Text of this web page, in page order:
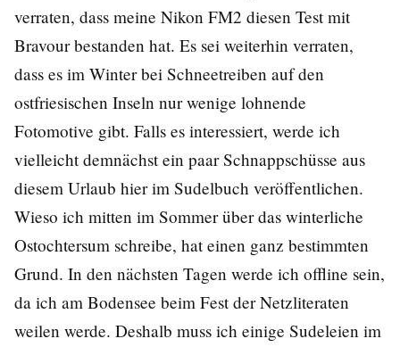
verraten, dass meine Nikon FM2 diesen Test mit
Bravour bestanden hat. Es sei weiterhin verraten,
dass es im Winter bei Schneetreiben auf den
ostfriesischen Inseln nur wenige lohnende
Fotomotive gibt. Falls es interessiert, werde ich
vielleicht demnächst ein paar Schnappschüsse aus
diesem Urlaub hier im Sudelbuch veröffentlichen.
Wieso ich mitten im Sommer über das winterliche
Ostochtersum schreibe, hat einen ganz bestimmten
Grund. In den nächsten Tagen werde ich offline sein,
da ich am Bodensee beim Fest der Netzliteraten
weilen werde. Deshalb muss ich einige Sudeleien im